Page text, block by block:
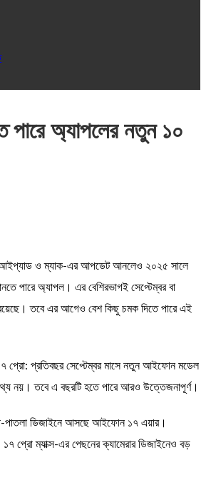
অ্যাপলের নতুন ১০
আইপ্যাড ও ম্যাক-এর আপডেট আনলেও ২০২৫ সালে
পারে অ্যাপল। এর বেশিরভাগই সেপ্টেম্বর বা
রয়েছে। তবে এর আগেও বেশ কিছু চমক দিতে পারে এই
প্রতিবছর সেপ্টেম্বর মাসে নতুন আইফোন মডেল
নয়। তবে এ বছরটি হতে পারে আরও উত্তেজনাপূর্ণ।
পাতলা ডিজাইনে আসছে আইফোন ১৭ এয়ার।
প্রো ম্যাক্স-এর পেছনের ক্যামেরার ডিজাইনেও বড়